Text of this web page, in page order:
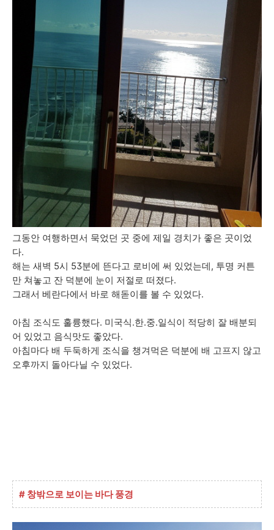
그동안 여행하면서 묵었던 곳 중에 제일 경치가 좋은 곳이었
다.
해는 새벽 5시 53분에 뜬다고 로비에 써 있었는데, 투명 커튼
만 쳐놓고 잔 덕분에 눈이 저절로 떠졌다.
그래서 베란다에서 바로 해돋이를 볼 수 있었다.
아침 조식도 훌륭했다. 미국식.한.중.일식이 적당히 잘 배분되
어 있었고 음식맛도 좋았다.
아침마다 배 두둑하게 조식을 챙겨먹은 덕분에 배 고프지 않고
오후까지 돌아다닐 수 있었다.
# 창밖으로 보이는 바다 풍경